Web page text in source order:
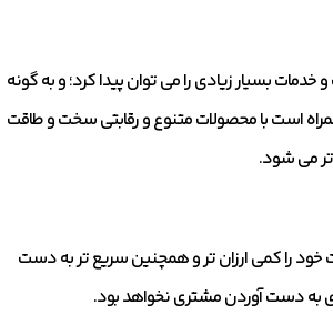
بسیار زیادی را می توان پیدا کرد؛ و به گونه
است با محصولات متنوع و رقابتی سخت و طاقت
تر می شود.
خود را کمی ارزان تر و همچنین سریع تر به دست
به دست آوردن مشتری نخواهد بود.